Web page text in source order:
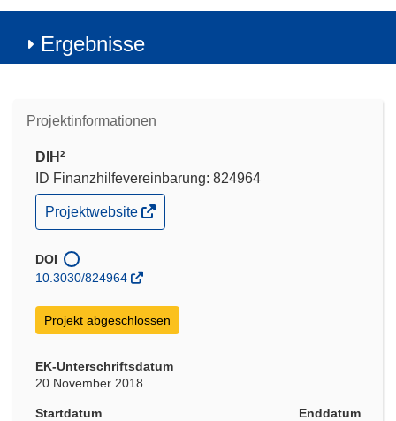
Ergebnisse
Projektinformationen
DIH²
ID Finanzhilfevereinbarung: 824964
(öffnet
in
Fenster)
Projektwebsite
DOI
10.3030/824964
Projekt abgeschlossen
EK-Unterschriftsdatum
20 November 2018
Startdatum
Enddatum